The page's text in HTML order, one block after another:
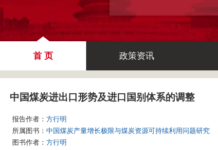
首 页 政策资讯
中国煤炭进出口形势及进口国别体系的调整
报告作者： 方行明
所属图书： 中国煤炭产量增长极限与煤炭资源可持续利用问题研究
图书作者： 方行明